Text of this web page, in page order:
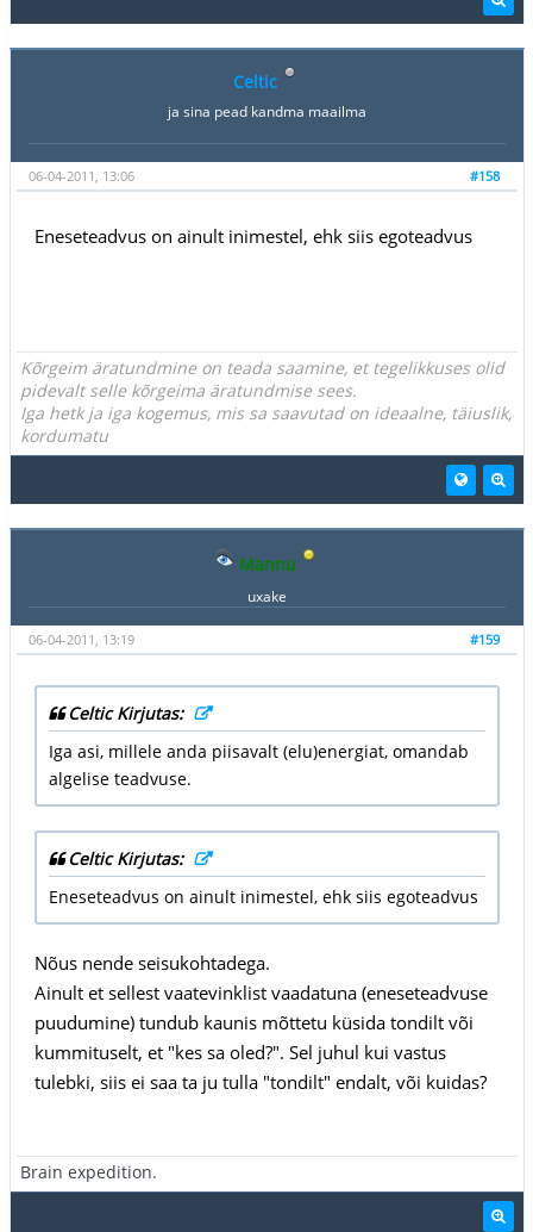
Celtic
ja sina pead kandma maailma
#158
06-04-2011, 13:06
Eneseteadvus on ainult inimestel, ehk siis egoteadvus
Kõrgeim äratundmine on teada saamine, et tegelikkuses olid
pidevalt selle kõrgeima äratundmise sees.
Iga hetk ja iga kogemus, mis sa saavutad on ideaalne, täiuslik,
kordumatu
Mannu
uxake
#159
06-04-2011, 13:19
Celtic Kirjutas:
Iga asi, millele anda piisavalt (elu)energiat, omandab
algelise teadvuse.
Celtic Kirjutas:
Eneseteadvus on ainult inimestel, ehk siis egoteadvus
Nõus nende seisukohtadega.
Ainult et sellest vaatevinklist vaadatuna (eneseteadvuse
puudumine) tundub kaunis mõttetu küsida tondilt või
kummituselt, et "kes sa oled?". Sel juhul kui vastus
tulebki, siis ei saa ta ju tulla "tondilt" endalt, või kuidas?
Brain expedition.